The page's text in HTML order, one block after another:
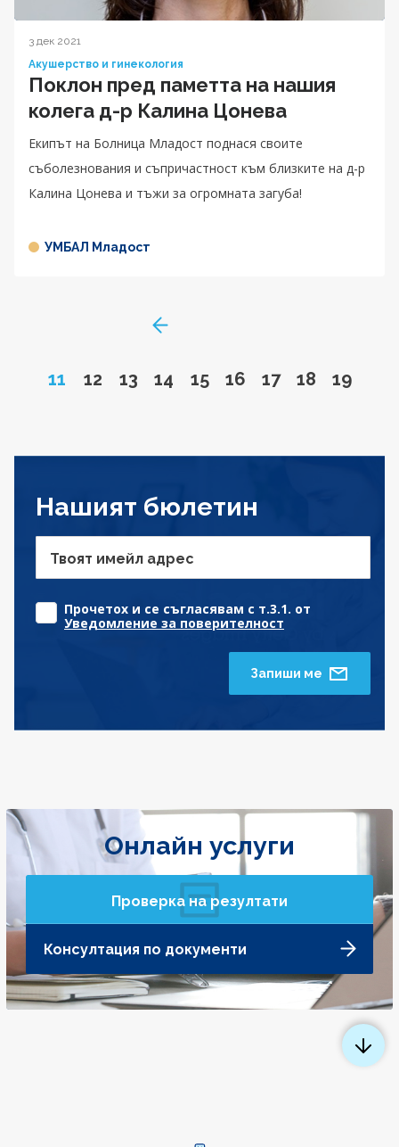
3 дек 2021
Акушерство и гинекология
Поклон пред паметта на нашия
колега д-р Калина Цонева
Екипът на Болница Младост поднася своите
съболезнования и съпричастност към близките на д-р
Калина Цонева и тъжи за огромната загуба!
УМБАЛ Младост
Page
11 Go to page
12 Go to page
13 Go to page
14 Go to page
15 Go to page
16 Go to page
17 Go to page
18 Go to
19
Нашият бюлетин
Твоят имейл адрес
Прочетох и се съгласявам с т.3.1. от
Уведомление за поверителност
Запиши ме
Онлайн услуги
Проверка на резултати
Консултация по документи